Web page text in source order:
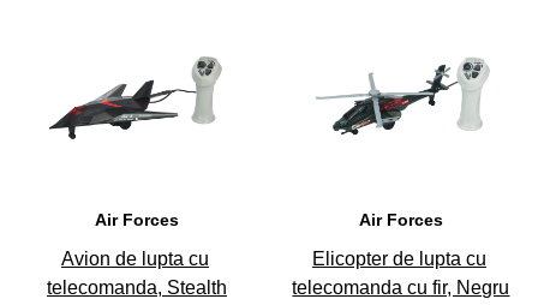
19
Air Forces
Avion de lupta cu
telecomanda, Stealth
20
Air Forces
Elicopter de lupta cu
telecomanda cu fir, Negru